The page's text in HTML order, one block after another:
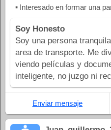
▪ Interesado en formar una
Soy Honesto
Soy una persona
area de transporte. Me
viendo películas y
inteligente, no juzgo ni
Enviar mensaje